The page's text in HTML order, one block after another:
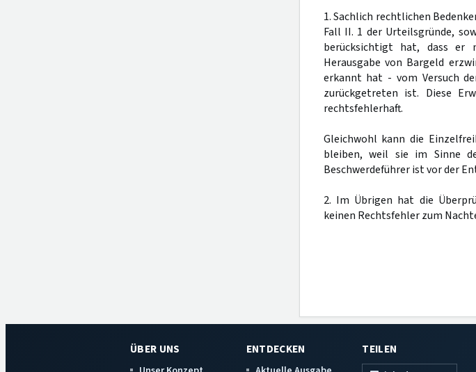
1. Sachlich rechtlichen
Fall II. 1 der Urteilsgründe,
berücksichtigt hat, dass er
Herausgabe von Bargeld
erkannt hat - vom Versuch
zurückgetreten ist. Diese
rechtsfehlerhaft.
Gleichwohl kann die
bleiben, weil sie im Sinne
Beschwerdeführer ist vor der
2. Im Übrigen hat die
keinen Rechtsfehler zum
ÜBER UNS ENTDECKEN TEILEN